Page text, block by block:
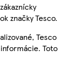
značky Tesco.
Tesco
Toto